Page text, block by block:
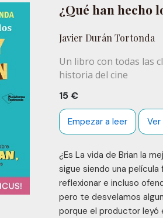
¿Qué han hecho
Javier Durán Tortonda
Un libro con todas las
historia del cine
15 €
Empezar a leer Ver
¿Es La vida de Brian la
sigue siendo una
reflexionar e incluso
pero te desvelamos
porque el productor leyó